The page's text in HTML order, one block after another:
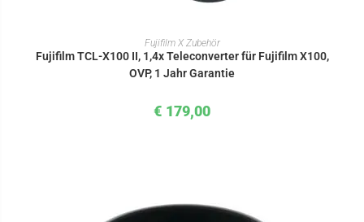
IN DEN WARENKORB
Fujifilm X Zubehör
Fujifilm TCL-X100 II, 1,4x Teleconverter für Fujifilm X100,
OVP, 1 Jahr Garantie
€ 179,00